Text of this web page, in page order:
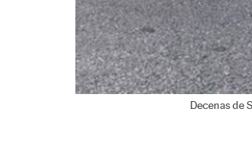
Decenas de